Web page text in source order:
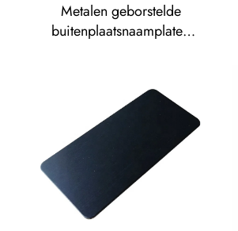
Metalen geborstelde
buitenplaatsnaamplaten
lasergegraveerde
geanodiseerde aluminium
naamplaten, sticker